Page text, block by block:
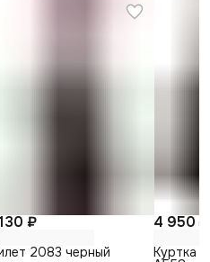
₽
2083 черный
4 950 ₽
Куртка